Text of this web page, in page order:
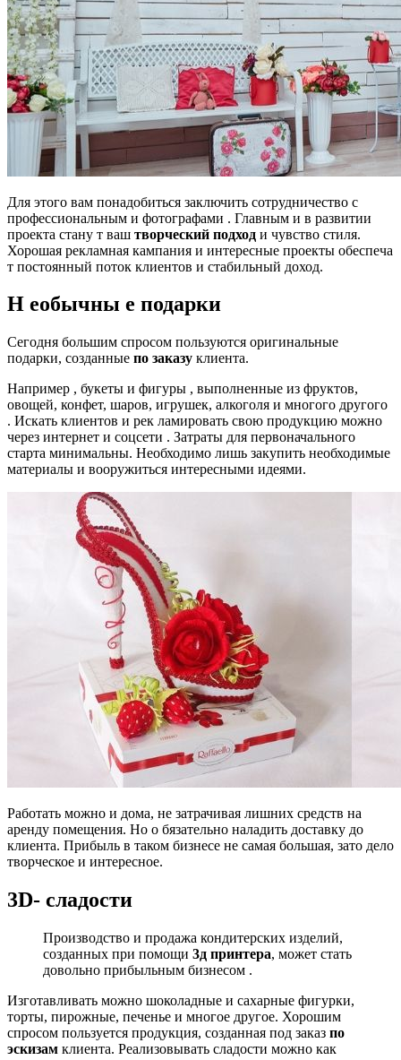
Для этого вам понадобиться заключить сотрудничество с
профессиональным и фотографами . Главным и в развитии
проекта стану т ваш творческий подход и чувство стиля.
Хорошая рекламная кампания и интересные проекты обеспеча
т постоянный поток клиентов и стабильный доход.
Н еобычны е подарки
Сегодня большим спросом пользуются оригинальные
подарки, созданные по заказу клиента.
Например , букеты и фигуры , выполненные из фруктов,
овощей, конфет, шаров, игрушек, алкоголя и многого другого
. Искать клиентов и рек ламировать свою продукцию можно
через интернет и соцсети . Затраты для первоначального
старта минимальны. Необходимо лишь закупить необходимые
материалы и вооружиться интересными идеями.
Работать можно и дома, не затрачивая лишних средств на
аренду помещения. Но о бязательно наладить доставку до
клиента. Прибыль в таком бизнесе не самая большая, зато дело
творческое и интересное.
3D- сладости
Производство и продажа кондитерских изделий,
созданных при помощи 3д принтера, может стать
довольно прибыльным бизнесом .
Изготавливать можно шоколадные и сахарные фигурки,
торты, пирожные, печенье и многое другое. Хорошим
спросом пользуется продукция, созданная под заказ по
эскизам клиента. Реализовывать сладости можно как